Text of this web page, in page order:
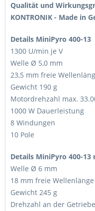
Qualität und
KONTRONIK - Made in
Details MiniPyro 400-13
1300 U/min je V
Welle Ø 5,0 mm
23,5 mm freie
Gewicht 190 g
Motordrehzahl max.
1000 W Dauerleistung
8 Windungen
10 Pole
Details MiniPyro 400-13
Welle Ø 6 mm
18 mm freie Wellenlänge
Gewicht 245 g
Drehzahl an der